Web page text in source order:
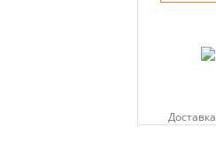
Доставка